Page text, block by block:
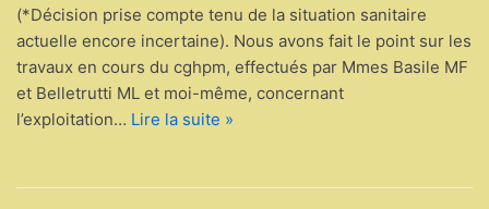
(*Décision prise compte tenu de la situation sanitaire
actuelle encore incertaine). Nous avons fait le point sur les
travaux en cours du cghpm, effectués par Mmes Basile MF
et Belletrutti ML et moi-même, concernant
l’exploitation… Lire la suite »